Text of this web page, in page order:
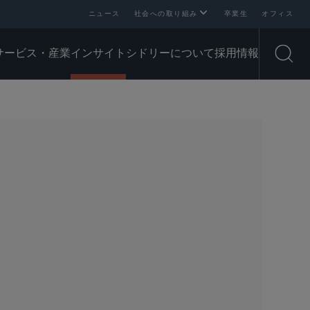
ニュース 社会への取り組み 卒業生 オフィス
ービス・産業インサイト シドリーについて採用情報